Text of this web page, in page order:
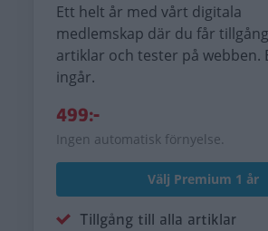
Ett helt år med vårt digitala
medlemskap där du får
artiklar och tester på webben.
ingår.
499:-
Ingen automatisk förnyelse.
Välj Premium 1 år
Tillgång till alla artiklar